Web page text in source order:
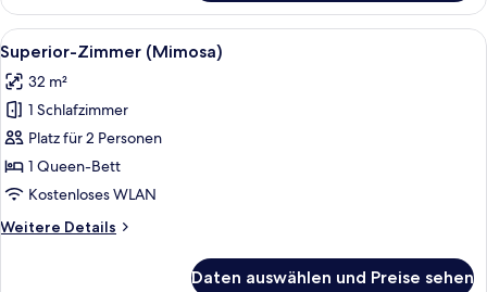
Zimmer
(Melograno)
Alle
Fotos
für
Superior-
Zimmer
(Mimosa)
anzeigen
Superior-Zimmer (Mimosa) |
12
Superior-Zimmer (Mimosa)
32 m²
1 Schlafzimmer
Platz für 2 Personen
1 Queen-Bett
Kostenloses WLAN
Weitere Details
Weitere
Daten auswählen und Preise sehen